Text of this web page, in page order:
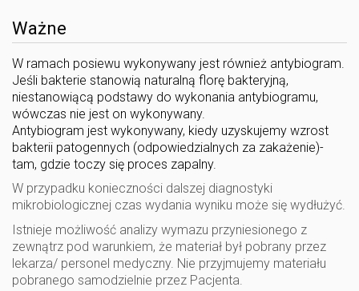
Ważne
W ramach posiewu wykonywany jest również antybiogram.
Jeśli bakterie stanowią naturalną florę bakteryjną,
niestanowiącą podstawy do wykonania antybiogramu,
wówczas nie jest on wykonywany.
Antybiogram jest wykonywany, kiedy uzyskujemy wzrost
bakterii patogennych (odpowiedzialnych za zakażenie)-
tam, gdzie toczy się proces zapalny.
W przypadku konieczności dalszej diagnostyki
mikrobiologicznej czas wydania wyniku może się wydłużyć.
Istnieje możliwość analizy wymazu przyniesionego z
zewnątrz pod warunkiem, że materiał był pobrany przez
lekarza/ personel medyczny. Nie przyjmujemy materiału
pobranego samodzielnie przez Pacjenta.